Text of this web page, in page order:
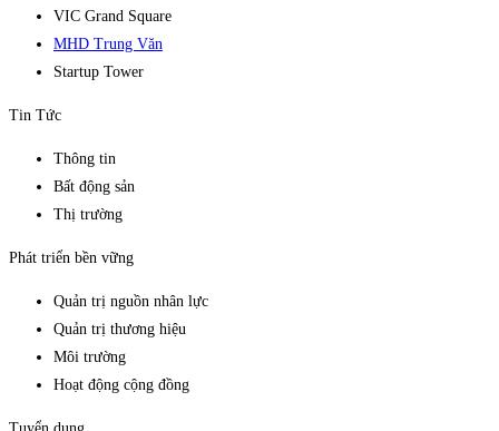
VIC Grand Square
MHD Trung Văn
Startup Tower
Tin Tức
Thông tin
Bất động sản
Thị trường
Phát triển bền vững
Quản trị nguồn nhân lực
Quản trị thương hiệu
Môi trường
Hoạt động cộng đồng